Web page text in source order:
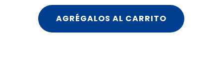
AGRÉGALOS AL CARRITO